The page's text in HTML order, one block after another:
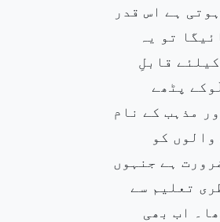
ہے اس قدر
تو یہ
قابلِ
پٹھے
مذہب کے نام
کو
ہے جنہوں
تعلیم سے
اب بھی